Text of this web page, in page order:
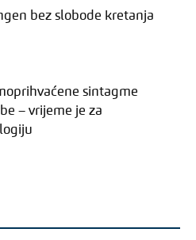
bez slobode kretanja
sintagme
– vrijeme je za